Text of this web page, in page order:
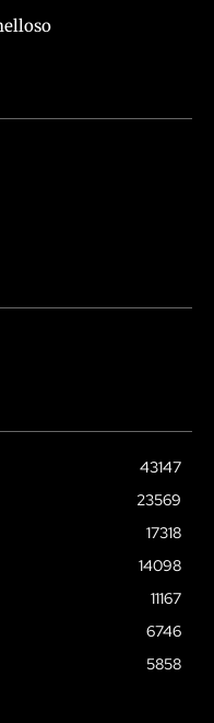
43147
23569
17318
14098
11167
6746
5858